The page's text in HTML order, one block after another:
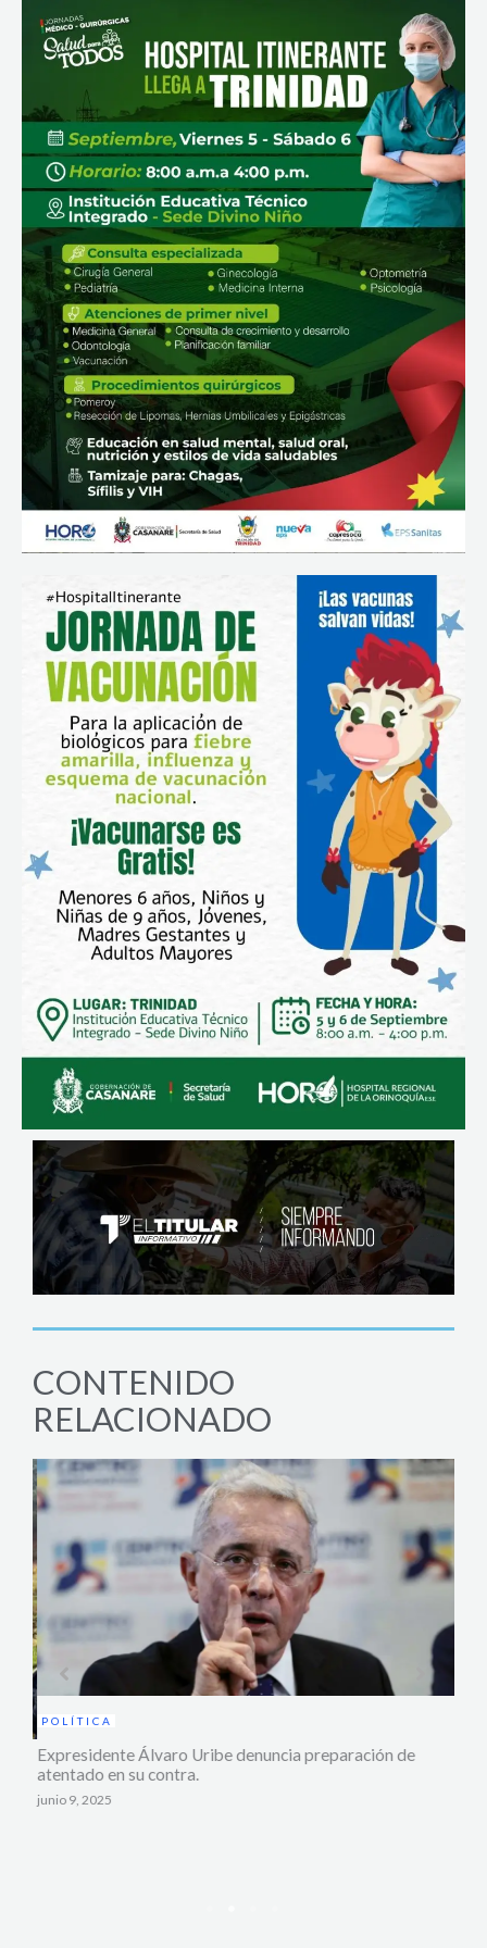
CONTENIDO
RELACIONADO
POLÍTICA
Expresidente Álvaro Uribe denuncia preparación de
atentado en su contra.
junio 9, 2025